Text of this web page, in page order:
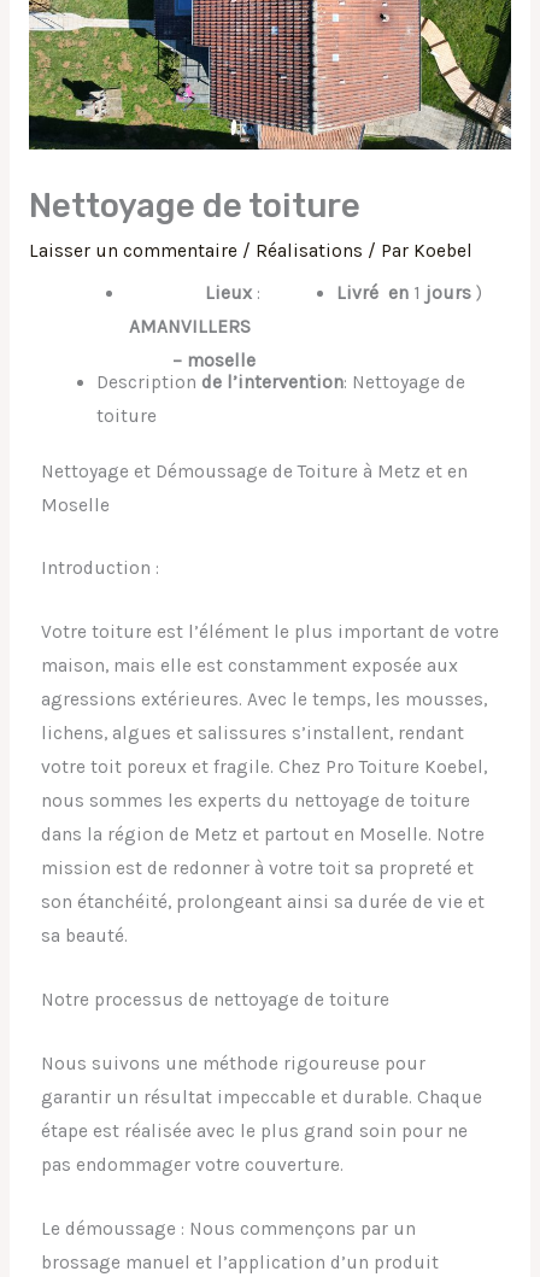
Nettoyage de toiture
Laisser un commentaire / Réalisations / Par Koebel
Lieux:
AMANVILLERS
– moselle
Livré en 1 jours )
Description de l’intervention: Nettoyage de
toiture
Nettoyage et Démoussage de Toiture à Metz et en
Moselle
Introduction :
Votre toiture est l’élément le plus important de votre
maison, mais elle est constamment exposée aux
agressions extérieures. Avec le temps, les mousses,
lichens, algues et salissures s’installent, rendant
votre toit poreux et fragile. Chez Pro Toiture Koebel,
nous sommes les experts du nettoyage de toiture
dans la région de Metz et partout en Moselle. Notre
mission est de redonner à votre toit sa propreté et
son étanchéité, prolongeant ainsi sa durée de vie et
sa beauté.
Notre processus de nettoyage de toiture
Nous suivons une méthode rigoureuse pour
garantir un résultat impeccable et durable. Chaque
étape est réalisée avec le plus grand soin pour ne
pas endommager votre couverture.
Le démoussage : Nous commençons par un
brossage manuel et l’application d’un produit